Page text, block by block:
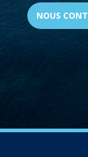
NOUS